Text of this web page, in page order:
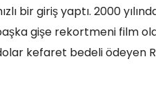
bir giriş yaptı. 2000
gişe rekortmeni film
kefaret bedeli ödeyen